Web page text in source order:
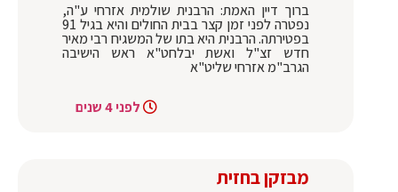
ברוך דיין האמת: הרבנית שולמית אזרחי ע"ה,
נפטרה לפני זמן קצר בבית החולים והיא בגיל 91
בפטירתה. הרבנית היא בתו של המשגיח רבי מאיר
חדש זצ"ל ואשת יבלחט"א ראש הישיבה
הגרב"מ אזרחי שליט"א
לפני 4 שנים
מבזקן בחזית